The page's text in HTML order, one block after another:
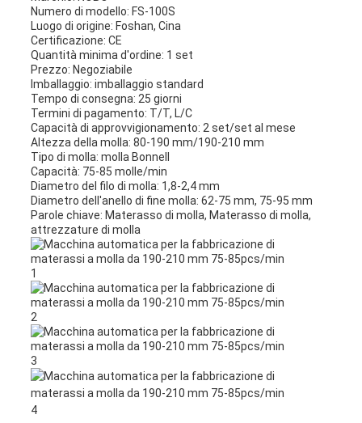
Numero di modello: FS-100S
Luogo di origine: Foshan, Cina
Certificazione: CE
Quantità minima d'ordine: 1 set
Prezzo: Negoziabile
Imballaggio: imballaggio standard
Tempo di consegna: 25 giorni
Termini di pagamento: T/T, L/C
Capacità di approvvigionamento: 2 set/set al mese
Altezza della molla: 80-190 mm/190-210 mm
Tipo di molla: molla Bonnell
Capacità: 75-85 molle/min
Diametro del filo di molla: 1,8-2,4 mm
Diametro dell'anello di fine molla: 62-75 mm, 75-95 mm
Parole chiave: Materasso di molla, Materasso di molla,
attrezzature di molla